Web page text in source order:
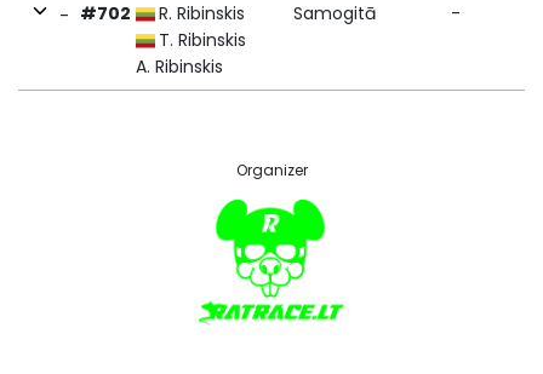
- #702
R. Ribinskis
T. Ribinskis
A. Ribinskis
Samogitā -
Organizer